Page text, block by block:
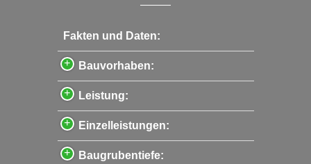
Fakten und Daten:
Bauvorhaben:
Leistung:
Einzelleistungen:
Baugrubentiefe: